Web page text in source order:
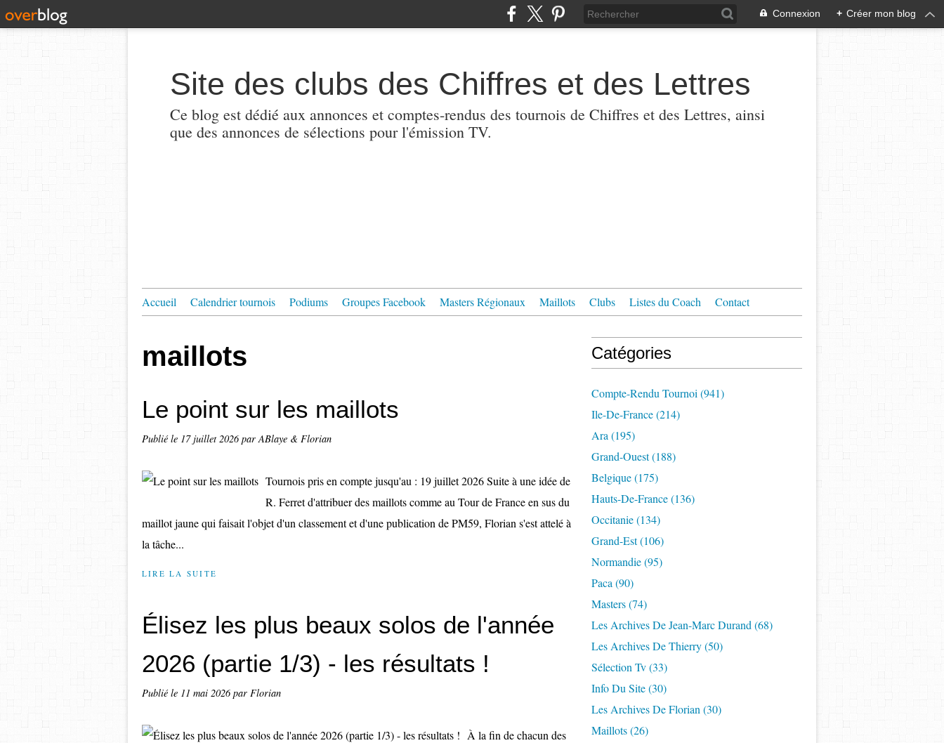
Connexion + Créer mon blog
Site des clubs des Chiffres et des Lettres
Ce blog est dédié aux annonces et comptes-rendus des tournois de Chiffres et des Lettres, ainsi
que des annonces de sélections pour l'émission TV.
Accueil Calendrier tournois Podiums Groupes Facebook Masters Régionaux Maillots Clubs Listes du Coach Contact
maillots
Le point sur les maillots
Publié le 17 juillet 2026par ABlaye & Florian
Tournois pris en compte jusqu'au : 19 juillet 2026 Suite à une idée de
R. Ferret d'attribuer des maillots comme au Tour de France en sus du
maillot jaune qui faisait l'objet d'un classement et d'une publication de PM59, Florian s'est attelé à
la tâche...
LIRE LA SUITE
Élisez les plus beaux solos de l'année
2026 (partie 1/3) - les résultats !
Publié le 11 mai 2026par Florian
À la fin de chacun des
Catégories
Compte-Rendu Tournoi (941)
Ile-De-France(214)
Ara (195)
Grand-Ouest(188)
Belgique(175)
Hauts-De-France(136)
Occitanie(134)
Grand-Est(106)
Normandie(95)
Paca (90)
Masters(74)
Les Archives De Jean-Marc Durand (68)
Les Archives De Thierry(50)
Sélection Tv(33)
Info Du Site(30)
Les Archives De Florian (30)
Maillots(26)